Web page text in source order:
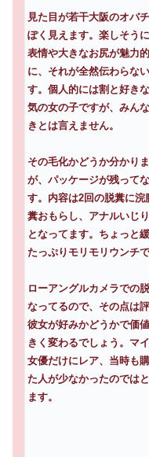
見た目が若干大阪のオバ
ぽく見えます。楽しそう
表情や大きなお尻が魅力
に、それが全然伝わらな
す。個人的には割と好き
気の女の子ですが、みん
きとは言えません。
その毛化かどうか分かり
が、パッケージが残って
す。内容は2回の脱糞に浣
糞おもらし、アナルいじ
となってます。ちょっと
たっぷりモリモリウンチで
ローアングルカメラでの
なってるので、その点は評
彼女が好みかどうかで価
きく変わるでしょう。マ
女優だけにレア、当時も
た人が少なかったのでは
ます。